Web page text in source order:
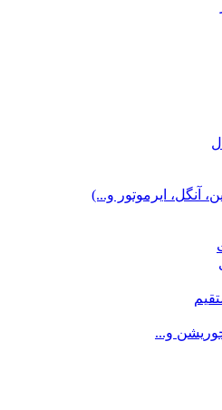
آنگل، ایرموتور و...)
و...